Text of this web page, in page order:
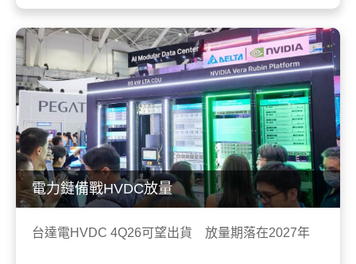
電力鏈備戰HVDC放量
台達電HVDC 4Q26可望出貨 放量期落在2027年